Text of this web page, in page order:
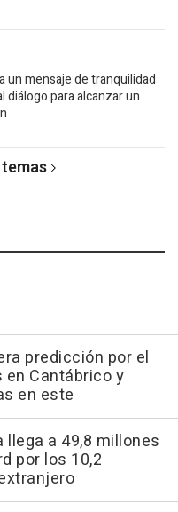
un mensaje de tranquilidad
diálogo para alcanzar un
predicción por el
Cantábrico y
en este
llega a 49,8 millones
por los 10,2